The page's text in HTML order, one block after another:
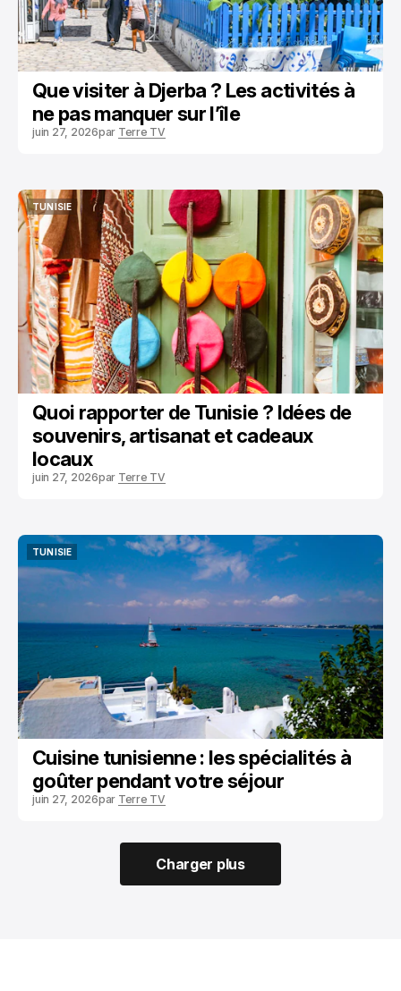
Que visiter à Djerba ? Les activités à
ne pas manquer sur l’île
juin 27, 2026par Terre TV
TUNISIE
TUNISIE
Quoi rapporter de Tunisie ? Idées de
souvenirs, artisanat et cadeaux
locaux
juin 27, 2026par Terre TV
TUNISIE
TUNISIE
Cuisine tunisienne : les spécialités à
goûter pendant votre séjour
juin 27, 2026par Terre TV
Charger plus
Charger plus